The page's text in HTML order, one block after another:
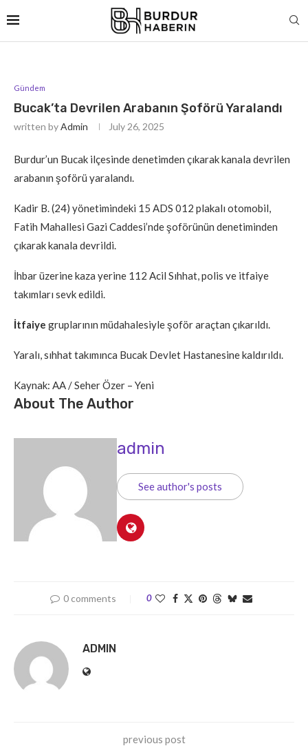
Gündem
Bucak’ta Devrilen Arabanın Şoförü Yaralandı
written byAdmin July 26, 2025
Burdur’un Bucak ilçesinde denetimden çıkarak kanala devrilen
arabanın şoförü yaralandı.
Kadir B. (24) yönetimindeki 15 ADS 012 plakalı otomobil,
Fatih Mahallesi Gazi Caddesi’nde şoförünün denetiminden
çıkarak kanala devrildi.
İhbar üzerine kaza yerine 112 Acil Sıhhat, polis ve itfaiye
takımları sevk edildi.
İtfaiye gruplarının müdahalesiyle şoför araçtan çıkarıldı.
Yaralı, sıhhat takımınca Bucak Devlet Hastanesine kaldırıldı.
Kaynak: AA / Seher Özer – Yeni
About The Author
admin
See author's posts
0 comments 0
ADMIN
previous post